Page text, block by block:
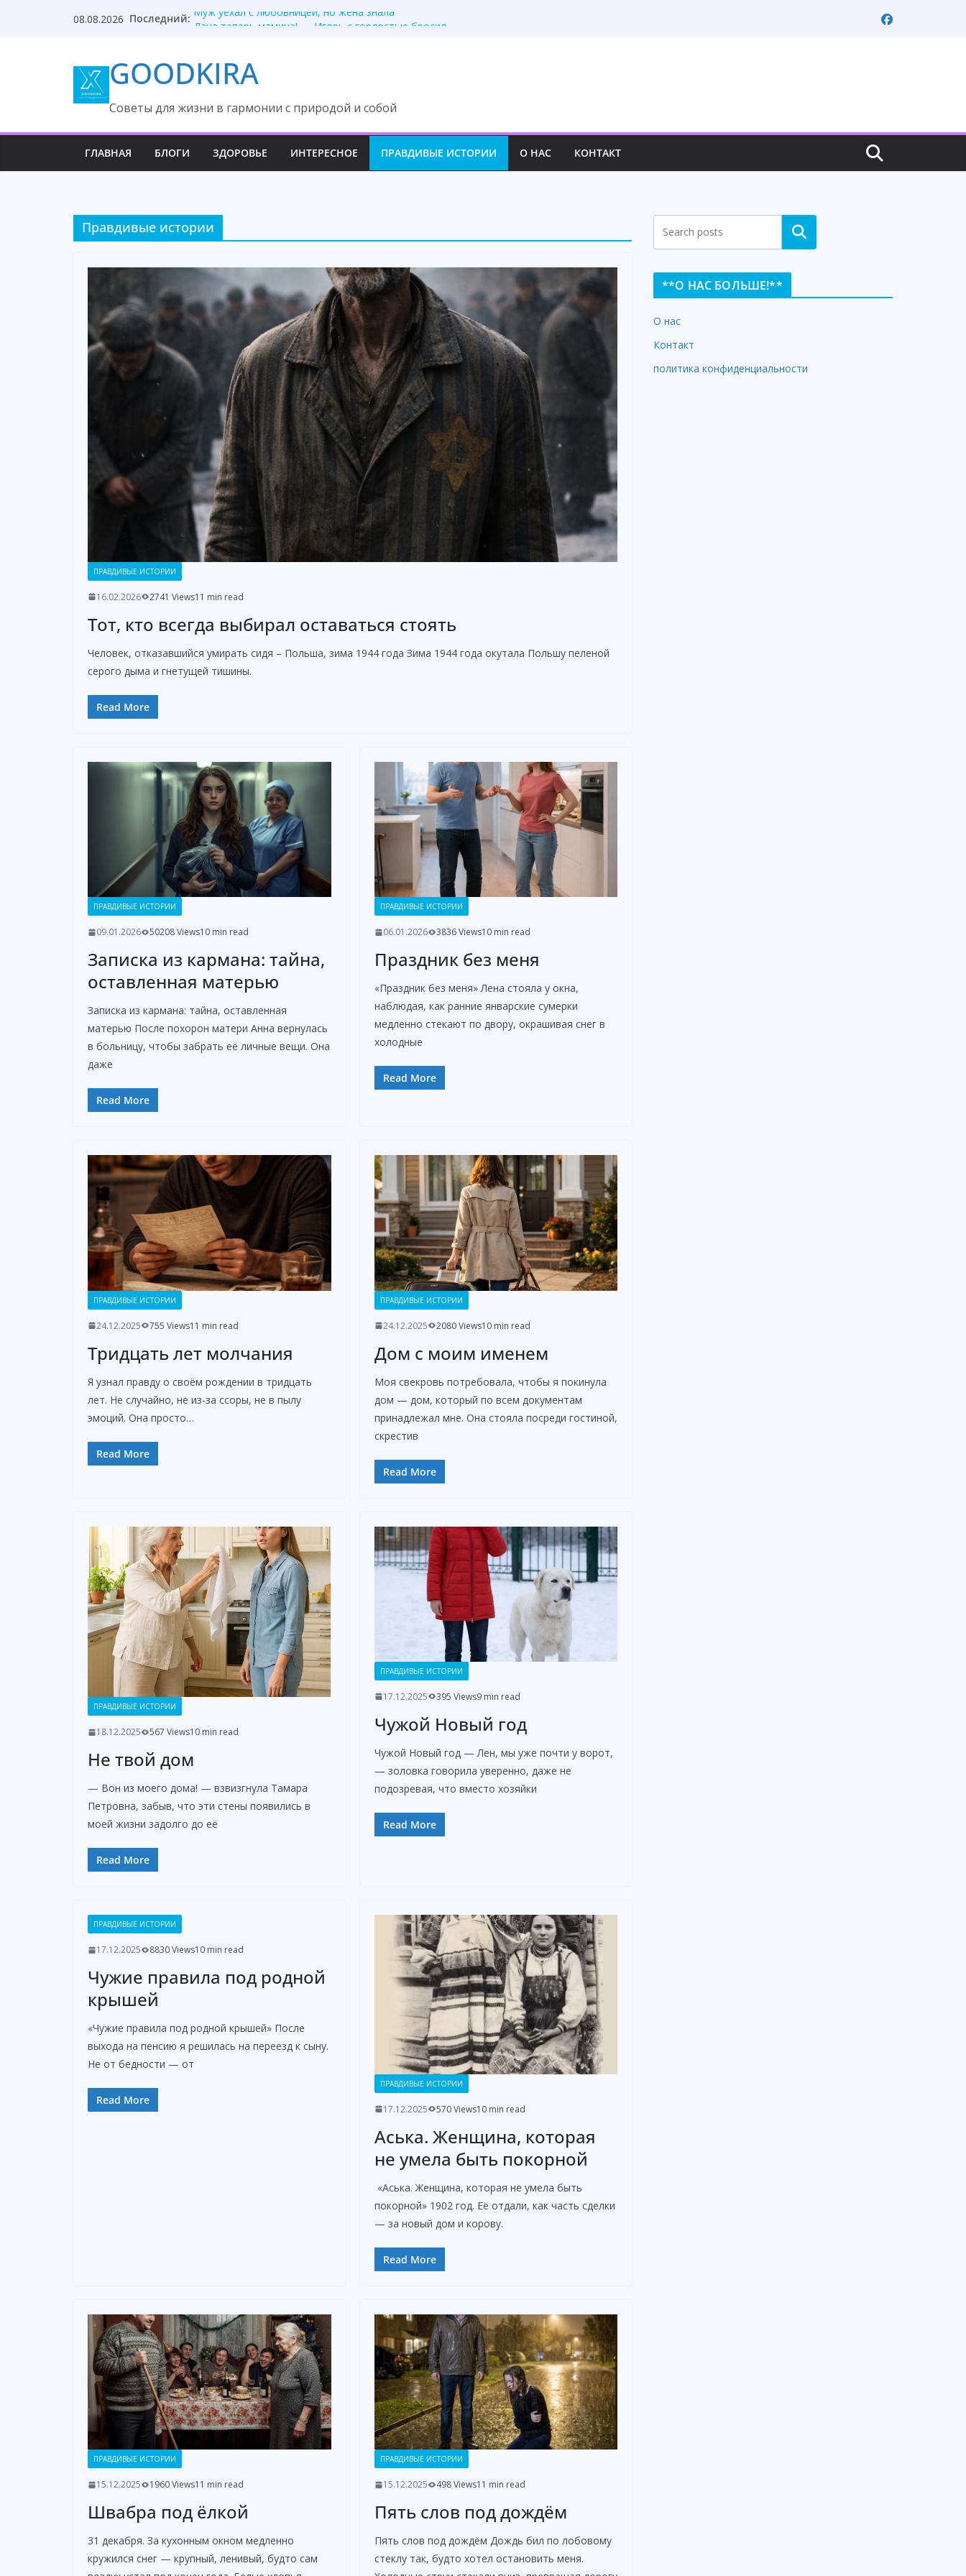
08.08.2026 Последний: Муж уехал с любовницей, но жена знала
Муж сказал, что квартира теперь нужна его
Продала долю в бизнесе и купила дом за
GOODKIRA
Cоветы для жизни в гармонии с природой и собой
ГЛАВНАЯ БЛОГИ ЗДОРОВЬЕ ИНТЕРЕСНОЕ ПРАВДИВЫЕ ИСТОРИИ О НАС КОНТАКТ
Правдивые истории
ПРАВДИВЫЕ ИСТОРИИ
16.02.2026 2741 Views11 min read
Тот, кто всегда выбирал оставаться стоять
Человек, отказавшийся умирать сидя – Польша, зима 1944 года Зима 1944 года окутала Польшу пеленой
серого дыма и гнетущей тишины.
Read More
ПРАВДИВЫЕ ИСТОРИИ
09.01.2026 50208 Views10 min read
Записка из кармана: тайна,
оставленная матерью
Записка из кармана: тайна, оставленная
матерью После похорон матери Анна вернулась
в больницу, чтобы забрать её личные вещи. Она
даже
Read More
ПРАВДИВЫЕ ИСТОРИИ
06.01.2026 3836 Views10 min read
Праздник без меня
«Праздник без меня» Лена стояла у окна,
наблюдая, как ранние январские сумерки
медленно стекают по двору, окрашивая снег в
холодные
Read More
ПРАВДИВЫЕ ИСТОРИИ
24.12.2025 755 Views11 min read
Тридцать лет молчания
Я узнал правду о своём рождении в тридцать
лет. Не случайно, не из-за ссоры, не в пылу
эмоций. Она просто…
Read More
ПРАВДИВЫЕ ИСТОРИИ
24.12.2025 2080 Views10 min read
Дом с моим именем
Моя свекровь потребовала, чтобы я покинула
дом — дом, который по всем документам
принадлежал мне. Она стояла посреди гостиной,
скрестив
Read More
ПРАВДИВЫЕ ИСТОРИИ
18.12.2025 567 Views10 min read
Не твой дом
— Вон из моего дома! — взвизгнула Тамара
Петровна, забыв, что эти стены появились в
моей жизни задолго до её
Read More
ПРАВДИВЫЕ ИСТОРИИ
17.12.2025 395 Views9 min read
Чужой Новый год
Чужой Новый год — Лен, мы уже почти у ворот,
— золовка говорила уверенно, даже не
подозревая, что вместо хозяйки
Read More
ПРАВДИВЫЕ ИСТОРИИ
17.12.2025 8830 Views10 min read
Чужие правила под родной
крышей
«Чужие правила под родной крышей» После
выхода на пенсию я решилась на переезд к сыну.
Не от бедности — от
Read More
ПРАВДИВЫЕ ИСТОРИИ
17.12.2025 570 Views10 min read
Аська. Женщина, которая
не умела быть покорной
«Аська. Женщина, которая не умела быть
покорной» 1902 год. Её отдали, как часть сделки
— за новый дом и корову.
Read More
ПРАВДИВЫЕ ИСТОРИИ
15.12.2025 1960 Views11 min read
Швабра под ёлкой
31 декабря. За кухонным окном медленно
кружился снег — крупный, ленивый, будто сам
ПРАВДИВЫЕ ИСТОРИИ
15.12.2025 498 Views11 min read
Пять слов под дождём
Пять слов под дождём Дождь бил по лобовому
стеклу так, будто хотел остановить меня.
Search
**О НАС БОЛЬШЕ!**
О нас
Контакт
политика конфиденциальности